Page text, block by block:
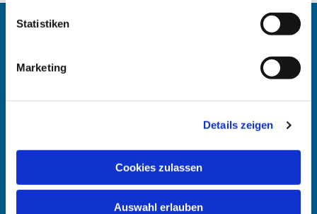
Statistiken
Marketing
Details zeigen
Cookies zulassen
Auswahl erlauben
Maike Keske
Mail: maike.keske@ekir.de